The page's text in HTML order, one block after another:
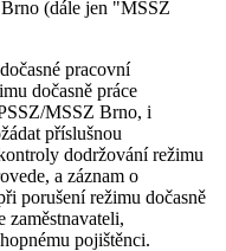
(dále jen "MSSZ
pracovní
dočasně práce
MSSZ Brno, i
příslušnou
dodržování režimu
a záznam o
porušení režimu dočasně
zaměstnavateli,
pojištěnci.